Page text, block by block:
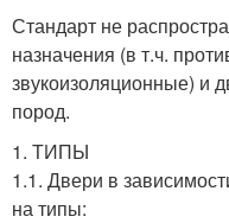
Стандарт не
назначения (в т.ч.
звукоизоляционные) и
пород.
1. ТИПЫ
1.1. Двери в
на типы: